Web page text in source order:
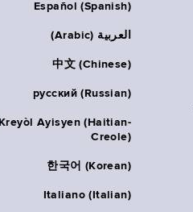
Español (Spanish)
العربية (Arabic)
中文 (Chinese)
русский (Russian)
Kreyòl Ayisyen (Haitian-
Creole)
한국어 (Korean)
Italiano (Italian)